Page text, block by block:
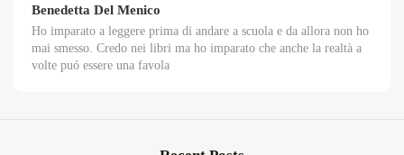
Benedetta Del Menico
Ho imparato a leggere prima di andare a scuola e da allora non ho
mai smesso. Credo nei libri ma ho imparato che anche la realtà a
volte puó essere una favola